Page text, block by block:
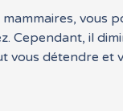
vous
Cependant, il
vous détendre et